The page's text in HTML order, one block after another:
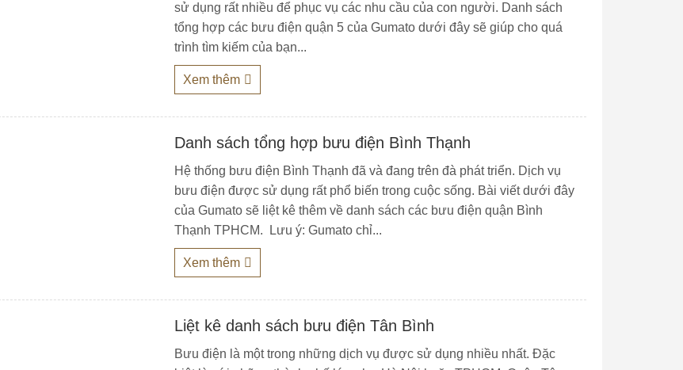
sử dụng rất nhiều để phục vụ các nhu cầu của con người. Danh sách
tổng hợp các bưu điện quận 5 của Gumato dưới đây sẽ giúp cho quá
trình tìm kiếm của bạn...
Xem thêm
Danh sách tổng hợp bưu điện Bình Thạnh
Hệ thống bưu điện Bình Thạnh đã và đang trên đà phát triển. Dịch vụ
bưu điện được sử dụng rất phổ biến trong cuộc sống. Bài viết dưới đây
của Gumato sẽ liệt kê thêm về danh sách các bưu điện quận Bình
Thạnh TPHCM. Lưu ý: Gumato chỉ...
Xem thêm
Liệt kê danh sách bưu điện Tân Bình
Bưu điện là một trong những dịch vụ được sử dụng nhiều nhất. Đặc